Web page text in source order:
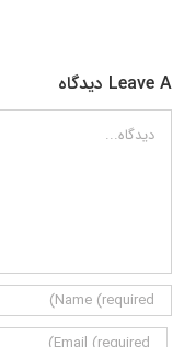
Leave A دیدگاه
دیدگاه